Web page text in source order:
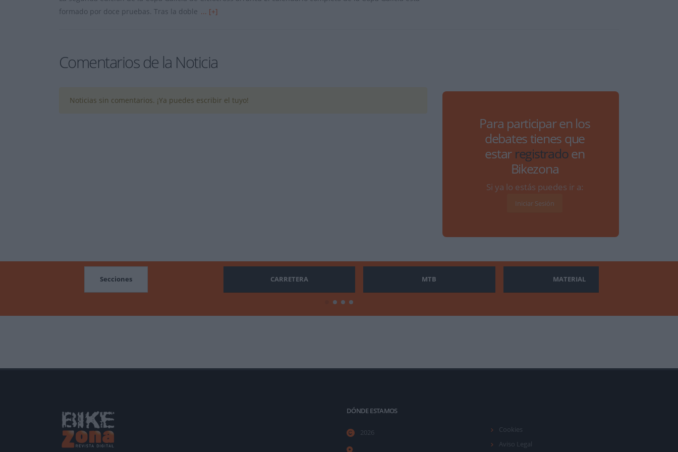
formado por doce pruebas. Tras la doble ... [+]
Comentarios de la Noticia
Noticias sin comentarios. ¡Ya puedes escribir el tuyo!
Para participar en los
debates tienes que
estar registradoen
Bikezona
Si ya lo estás puedes ir a:
Iniciar Sesión
Secciones CARRETERA MTB MATERIAL
DÓNDE ESTAMOS
2026
Cookies
Aviso Legal